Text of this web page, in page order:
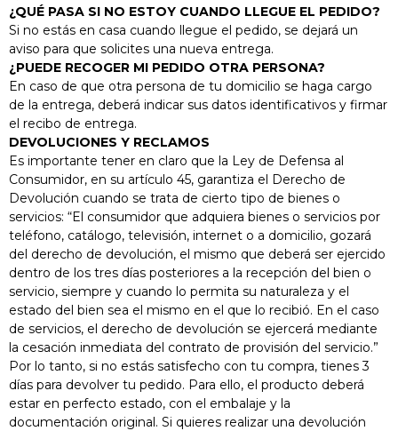
¿QUÉ PASA SI NO ESTOY CUANDO LLEGUE EL PEDIDO?
Si no estás en casa cuando llegue el pedido, se dejará un
aviso para que solicites una nueva entrega.
¿PUEDE RECOGER MI PEDIDO OTRA PERSONA?
En caso de que otra persona de tu domicilio se haga cargo
de la entrega, deberá indicar sus datos identificativos y firmar
el recibo de entrega.
DEVOLUCIONES Y RECLAMOS
Es importante tener en claro que la Ley de Defensa al
Consumidor, en su artículo 45, garantiza el Derecho de
Devolución cuando se trata de cierto tipo de bienes o
servicios: “El consumidor que adquiera bienes o servicios por
teléfono, catálogo, televisión, internet o a domicilio, gozará
del derecho de devolución, el mismo que deberá ser ejercido
dentro de los tres días posteriores a la recepción del bien o
servicio, siempre y cuando lo permita su naturaleza y el
estado del bien sea el mismo en el que lo recibió. En el caso
de servicios, el derecho de devolución se ejercerá mediante
la cesación inmediata del contrato de provisión del servicio.”
Por lo tanto, si no estás satisfecho con tu compra, tienes 3
días para devolver tu pedido. Para ello, el producto deberá
estar en perfecto estado, con el embalaje y la
documentación original. Si quieres realizar una devolución
Inoxidable Está
Compuesto Por: 1
Cazuela Ø 24 Cm
1 Cazuela Ø 20
Cm 1 Cazuela Ø 16
Cm 1 Cacerola Ø
28 Cm 1 Cazo Ø
Ver
Producto